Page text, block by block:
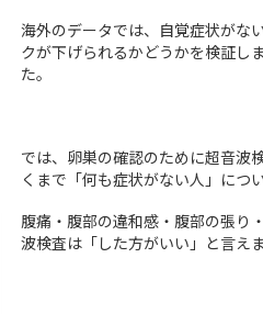
海外のデータでは、自覚症状がな
クが下げられるかどうかを検証し
た。
では、卵巣の確認のために超音波
くまで「何も症状がない人」につ
腹痛・腹部の違和感・腹部の張り
波検査は「した方がいい」と言えま